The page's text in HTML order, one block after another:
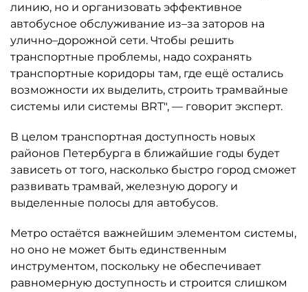
линию, но и организовать эффективное
автобусное обслуживание из–за заторов на
улично–дорожной сети. Чтобы решить
транспортные проблемы, надо сохранять
транспортные коридоры там, где ещё остались
возможности их выделить, строить трамвайные
системы или системы BRT", — говорит эксперт.
В целом транспортная доступность новых
районов Петербурга в ближайшие годы будет
зависеть от того, насколько быстро город сможет
развивать трамвай, железную дорогу и
выделенные полосы для автобусов.
Метро остаётся важнейшим элементом системы,
но оно не может быть единственным
инструментом, поскольку не обеспечивает
равномерную доступность и строится слишком